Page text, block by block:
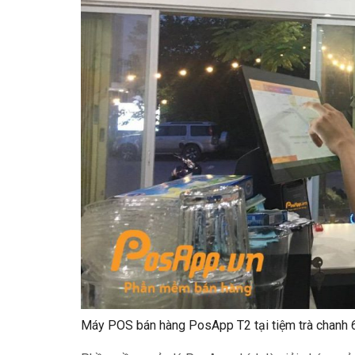
Máy POS bán hàng PosApp T2 tại tiệm trà chanh